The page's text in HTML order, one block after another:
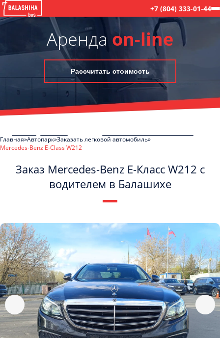
+7 (804) 333-01-44
Аренда on-line
Рассчитать стоимость
Главная Автопарк Заказать легковой автомобиль
Mercedes-Benz E-Class W212
Заказ Mercedes-Benz E-Класс W212 с
водителем в Балашихе
CПолитикой конфиденциальности
ознакомлен(а), даю согласие на
обработку моих Персональных данных